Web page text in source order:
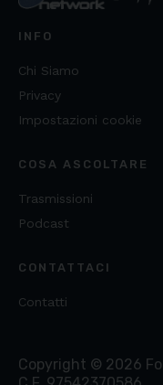
INFO
Chi Siamo
Privacy
Impostazioni cookie
COSA ASCOLTARE
Trasmissioni
Podcast
CONTATTACI
Contatti
Copyright © 2026